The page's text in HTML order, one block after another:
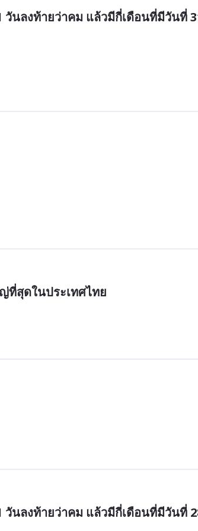
วันลงท้ายว่าคม แล้วมีกี่เดือนที่มีวันที่
ที่สุดในประเทศไทย
วันลงท้ายว่าคม แล้วมีกี่เดือนที่มีวันที่